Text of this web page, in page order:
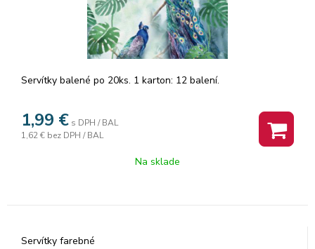
Servítky balené po 20ks. 1 karton: 12 balení.
1,99 € s DPH / BAL
1,62 € bez DPH / BAL
Na sklade
Servítky farebné